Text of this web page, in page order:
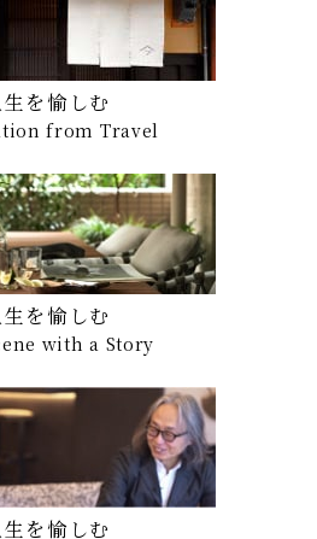
生を愉しむ
from Travel
生を愉しむ
with a Story
生を愉しむ